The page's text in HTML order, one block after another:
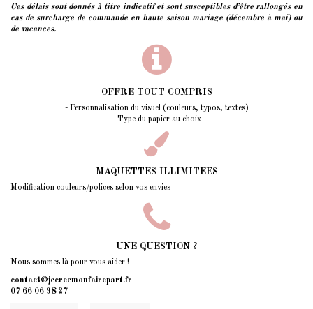
Ces délais sont donnés à titre indicatif et sont susceptibles d’être rallongés en
cas de surcharge de commande en haute saison mariage (décembre à mai) ou
de vacances.
OFFRE TOUT COMPRIS
- Personnalisation du visuel (couleurs, typos, textes)
- Type du papier au choix
MAQUETTES ILLIMITEES
Modification couleurs/polices selon vos envies
UNE QUESTION ?
Nous sommes là pour vous aider !
contact@jecreemonfairepart.fr
07 66 06 98 27